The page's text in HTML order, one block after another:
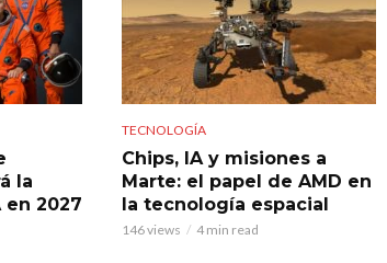
la
en 2027
TECNOLOGÍA
Chips, IA y misiones a
Marte: el papel de AMD en
la tecnología espacial
146 views 4 min read